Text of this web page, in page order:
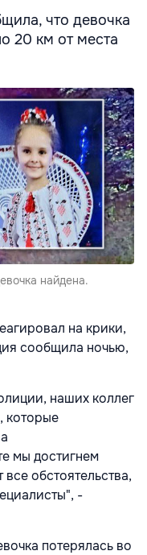
что девочка
20 км от места
найдена.
на крики,
сообщила ночью,
наших коллег
которые
мы достигнем
обстоятельства,
-
потерялась во